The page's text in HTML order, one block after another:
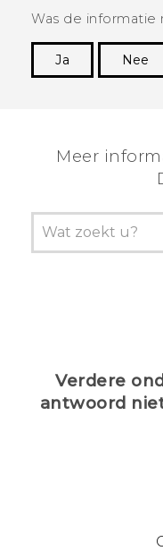
Was de informatie
Ja
Nee
Meer
Verdere
antwoord